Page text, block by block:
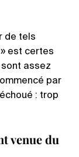
de tels
est certes
sont assez
par
: trop
venue du